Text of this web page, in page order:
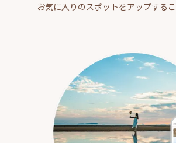
お気に入りのスポットをアップする